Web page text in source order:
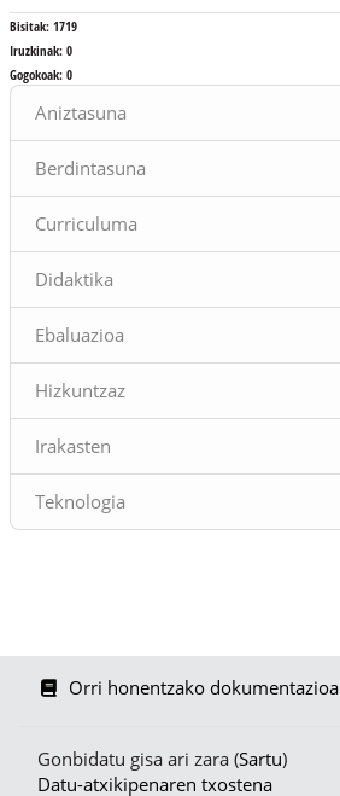
Blokeak
Aniztasuna
Berdintasuna
Curriculuma
Didaktika
Ebaluazioa
Hizkuntzaz
Irakasten
Teknologia
Bisitak: 1719
Iruzkinak: 0
Gogokoak: 0
Orri honentzako dokumentazioa
Gonbidatu gisa ari zara (Sartu)
Datu-atxikipenaren txostena